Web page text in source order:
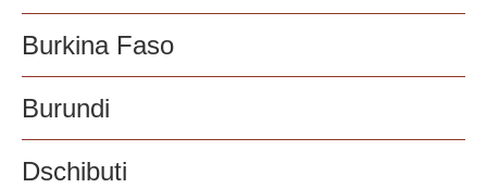
Burkina Faso
Burundi
Dschibuti